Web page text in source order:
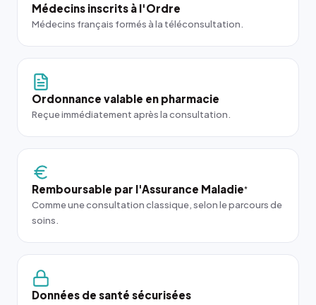
Médecins inscrits à l'Ordre
Médecins français formés à la téléconsultation.
Ordonnance valable en pharmacie
Reçue immédiatement après la consultation.
Remboursable par l'Assurance Maladie*
Comme une consultation classique, selon le parcours de
soins.
Données de santé sécurisées